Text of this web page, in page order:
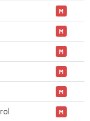
M
M
M
M
M
M